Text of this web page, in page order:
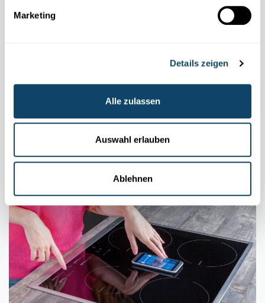
Marketing
Details zeigen
Alle zulassen
Auswahl erlauben
Ablehnen
KOMMUNIKATIOUN
Firwat muss een am Fliger de Flugmodus um